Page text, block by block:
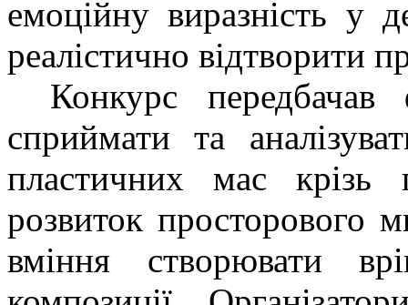
емоційну виразність у
реалістично відтворити
Конкурс
сприймати та
пластичних мас крізь
розвиток просторового
вміння створювати